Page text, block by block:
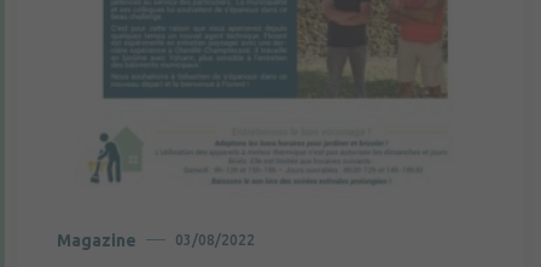
Magazine 03/08/2022